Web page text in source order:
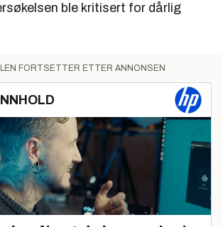
ble kritisert for dårlig
FORTSETTER ETTER ANNONSEN